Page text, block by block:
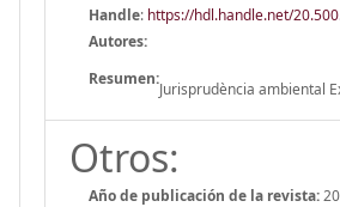
Handle: https://hdl.handle.net/
Autores:
Resumen:
Jurisprudència ambiental
Otros:
Año de publicación de la revista: